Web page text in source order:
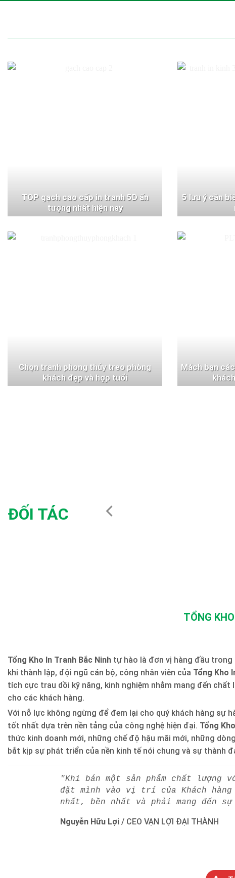
TOP gạch cao cấp in tranh 5D ấn
tượng nhất hiện nay
5 lưu ý cần
Chọn tranh phong thủy treo phòng
khách đẹp và hợp tuổi
Mách bạn
ĐỐI TÁC
TỔNG
Tổng Kho In Tranh Bắc Ninh tự hào là đơn vị hàng đầu trong
khi thành lập, đội ngũ cán bộ, công nhân viên của Tổng Kho
tích cực trau dồi kỹ năng, kinh nghiệm nhằm mang đến chất
cho các khách hàng.
Với nỗ lực không ngừng để đem lại cho quý khách hàng sự
tốt nhất dựa trên nền tảng của công nghệ hiện đại. Tổng
thức kinh doanh mới, những chế độ hậu mãi mới, những
bắt kịp sự phát triển của nền kinh tế nói chung và sự thành
"Khi bán một sản phẩm chất
đặt mình vào vị trí của Khách
nhất, bền nhất và phải mang đến
Nguyễn Hữu Lợi / CEO VẠN LỢI ĐẠI THÀNH